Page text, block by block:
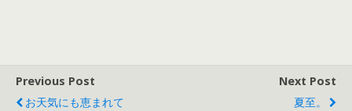
Previous Post
お天気にも恵まれて
Next Post
夏至。